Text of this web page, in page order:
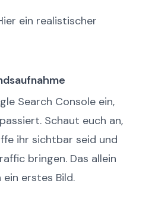
ein realistischer
Search Console ein,
Schaut euch an,
ihr sichtbar seid und
bringen. Das allein
erstes Bild.